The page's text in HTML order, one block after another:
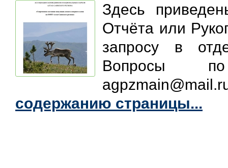
Здесь
Отчёта или
запросу в
Вопросы по
содержанию страницы...